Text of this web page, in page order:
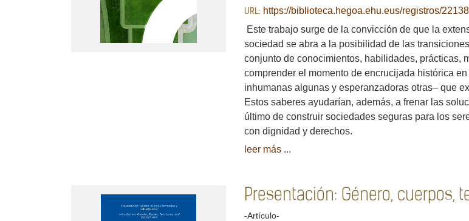
URL: https://biblioteca.hegoa.ehu.eus/registros/22138
Este trabajo surge de la convicción de que la
sociedad se abra a la posibilidad de las
conjunto de conocimientos, habilidades, prácticas,
comprender el momento de encrucijada histórica
inhumanas algunas y esperanzadoras otras– que
Estos saberes ayudarían, además, a frenar las
último de construir sociedades seguras para los
con dignidad y derechos.
leer más ...
Presentación: Género, cuerpos,
-Artículo-